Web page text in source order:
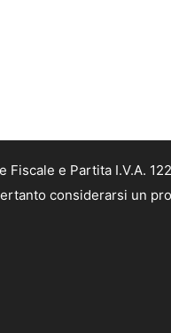
e Partita I.V.A.
considerarsi un